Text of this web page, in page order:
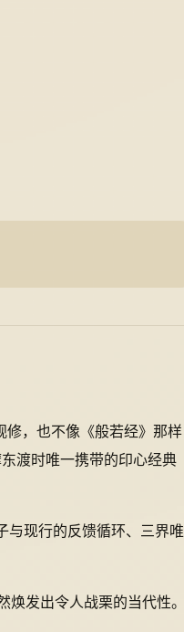
修，也不像《般若经》那样
渡时唯一携带的印心经典
与现行的反馈循环、三界唯
发出令人战栗的当代性。